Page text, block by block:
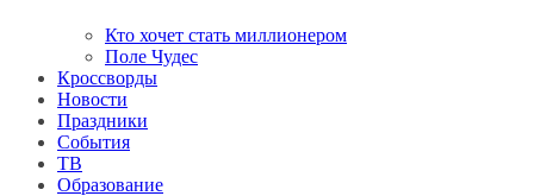
Кто хочет стать миллионером
Поле Чудес
Кроссворды
Новости
Праздники
События
ТВ
Образование